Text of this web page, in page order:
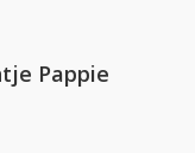
Pappie